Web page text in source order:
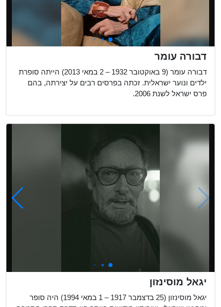
דבורה עומר
דבורה עומר (9 באוקטובר 1932 – 2 במאי 2013) הייתה סופרת
ילדים ונוער ישראלית. זכתה בפרסים רבים על יצירתה, בהם
פרס ישראל לשנת 2006.
יגאל מוסינזון
יגאל מוסינזון (25 בדצמבר 1917 – 1 במאי 1994) היה סופר